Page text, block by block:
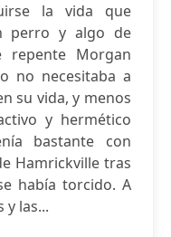
la vida que
perro y algo de
Morgan
no necesitaba a
su vida, y menos
y hermético
bastante con
Hamrickville tras
había torcido. A
y las...